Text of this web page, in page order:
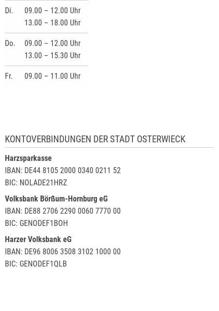
Di.
09.00 – 12.00 Uhr
13.00 – 18.00 Uhr
Do.
09.00 – 12.00 Uhr
13.00 – 15.30 Uhr
Fr. 09.00 – 11.00 Uhr
KONTOVERBINDUNGEN DER STADT OSTERWIECK
Harzsparkasse
IBAN: DE44 8105 2000 0340 0211 52
BIC: NOLADE21HRZ
Volksbank Börßum-Hornburg eG
IBAN: DE88 2706 2290 0060 7770 00
BIC: GENODEF1BOH
Harzer Volksbank eG
IBAN: DE96 8006 3508 3102 1000 00
BIC: GENODEF1QLB